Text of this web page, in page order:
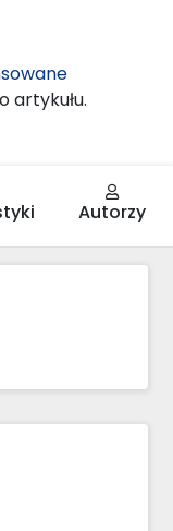
artykułu.
Autorzy